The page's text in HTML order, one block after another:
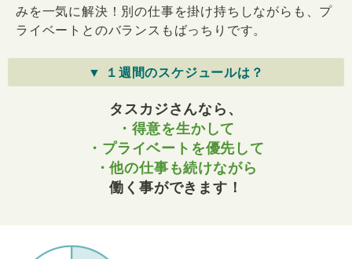
みを一気に解決！別の仕事を掛け持ちしながらも、プ
ライベートとのバランスもばっちりです。
▼ １週間のスケジュールは？
タスカジさんなら、
・得意を生かして
・プライベートを優先して
・他の仕事も続けながら
働く事ができます！